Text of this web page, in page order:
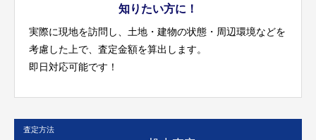
知りたい方に！
実際に現地を訪問し、土地・建物の状態・周辺環境などを
考慮した上で、査定金額を算出します。
即日対応可能です！
査定方法